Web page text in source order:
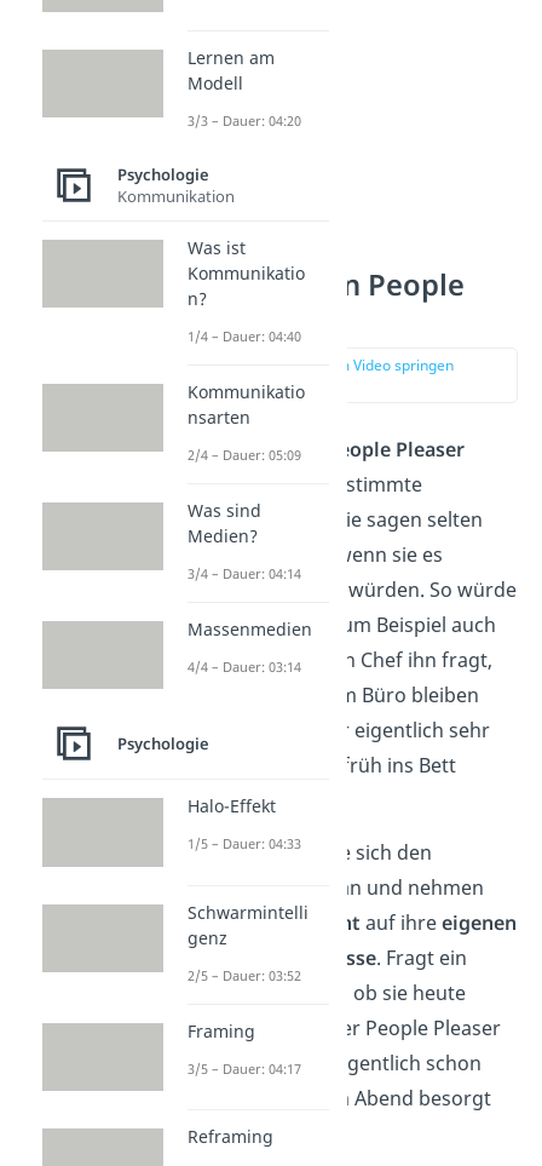
Merkmale von People
Pleasern
zur Stelle im Video springen
(00:15)
Menschen, die als
People Pleaser
gelten, zeigen oft bestimmte
Verhaltensweisen
. Sie sagen selten
“, auch nicht, wenn sie es
eigentlich gerne tun würden. So würde
ein People Pleaser zum Beispiel auch
„Ja“ sagen, wenn sein Chef ihn fragt,
ob er heute länger im Büro bleiben
kann. Selbst wenn er eigentlich sehr
müde ist und heute früh ins Bett
wollte.
Zusätzlich passen sie sich den
anderer an und nehmen
dabeikeine Rücksicht auf ihreeigenen
Pläne oder Bedürfnisse. Fragt ein
Freund zum Beispiel, ob sie heute
essen gehen, sagt der People Pleaser
„Ja“, auch wenn er eigentlich schon
alles fürs Kochen am Abend besorgt
hat.
Lernen am
Modell
3/3 – Dauer: 04:20
Psychologie
Kommunikation
Was ist
Kommunikatio
n?
1/4 – Dauer: 04:40
Kommunikatio
nsarten
2/4 – Dauer: 05:09
Was sind
Medien?
3/4 – Dauer: 04:14
Massenmedien
4/4 – Dauer: 03:14
Psychologie
Halo-Effekt
1/5 – Dauer: 04:33
Schwarmintelli
genz
2/5 – Dauer: 03:52
Framing
3/5 – Dauer: 04:17
Reframing